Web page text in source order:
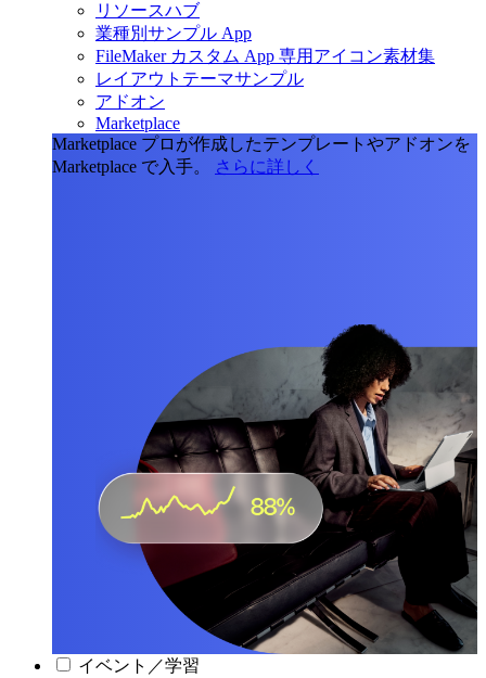
リソースハブ
業種別サンプル App
FileMaker カスタム App 専用アイコン素材集
レイアウトテーマサンプル
アドオン
Marketplace
Marketplace プロが作成したテンプレートやアドオンを
Marketplace で入手。
さらに詳しく
イベント／学習